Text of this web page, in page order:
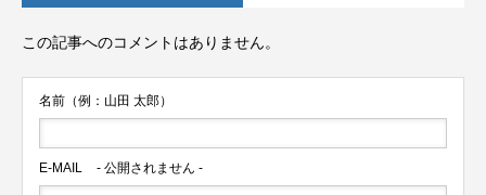
この記事へのコメントはありません。
名前（例：山田 太郎）
E-MAIL - 公開されません -